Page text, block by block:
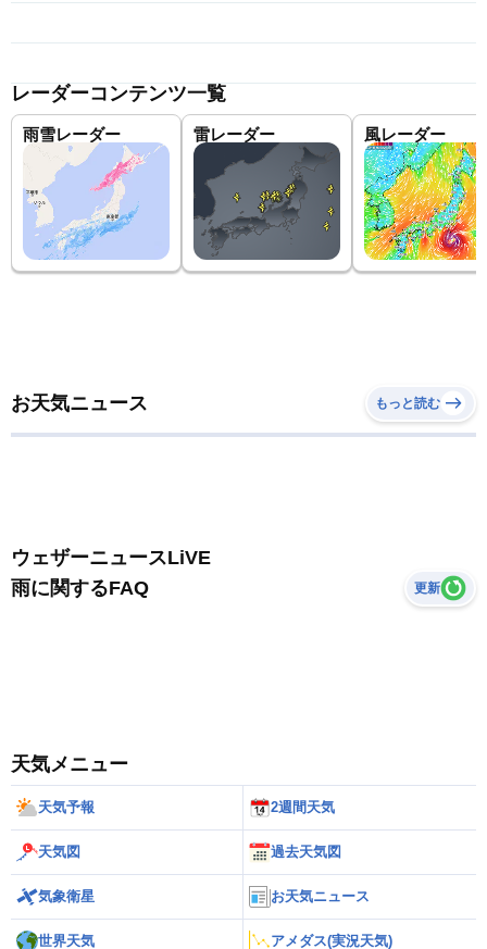
レーダーコンテンツ一覧
雨雪レーダー 雷レーダー 風レーダー
お天気ニュース もっと読む
ウェザーニュースLiVE
雨に関するFAQ
更新
天気メニュー
天気予報 2週間天気
天気図 過去天気図
気象衛星 お天気ニュース
世界天気 アメダス(実況天気)